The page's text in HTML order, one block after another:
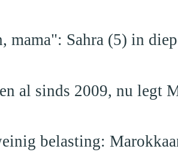
mama": Sahra (5) in
al sinds 2009, nu legt
belasting: